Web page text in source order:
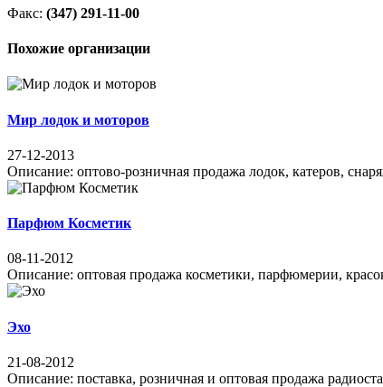
Факс: (347) 291-11-00
Похожие организации
Мир лодок и моторов
27-12-2013
Описание: оптово-розничная продажа лодок, катеров,
Парфюм Косметик
08-11-2012
Описание: оптовая продажа косметики, парфюмерии,
Эхо
21-08-2012
Описание: поставка, розничная и оптовая продажа